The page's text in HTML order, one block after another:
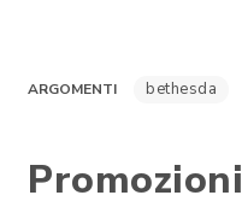
ARGOMENTI bethesda
Promozioni